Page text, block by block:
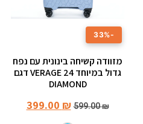
-33%
מזוודה קשיחה בינונית עם נפח
גדול במיוחד 24 VERAGE דגם
DIAMOND
599.00₪
399.00 ₪